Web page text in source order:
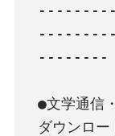
--------
●文学通信